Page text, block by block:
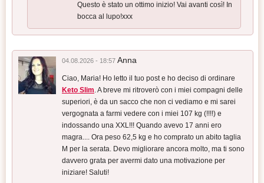
Questo è stato un ottimo inizio! Vai avanti così! In
bocca al lupo!ххх
04.08.2026 - 18:57 Anna
Ciao, Maria! Ho letto il tuo post e ho deciso di ordinare
Keto Slim. A breve mi ritroverò con i miei compagni delle
superiori, è da un sacco che non ci vediamo e mi sarei
vergognata a farmi vedere con i miei 107 kg (!!!!) e
indossando una XXL!!! Quando avevo 17 anni ero
magra.... Ora peso 62,5 kg e ho comprato un abito taglia
M per la serata. Devo migliorare ancora molto, ma ti sono
davvero grata per avermi dato una motivazione per
iniziare! Saluti!